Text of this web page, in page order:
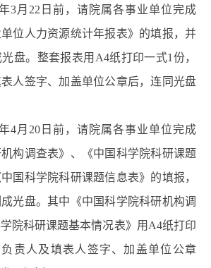
3月 22 日前，请院属各事业单位完成
单位人力资源统计年报表》 的填报，并
盘。整套报表用 A4纸打印一式1 份，
人签字、加盖单位公章后，连同光盘
4月 20 日前， 请院属各事业单位完成
构调查表》 、
《中国科学院科研课题
国科学院科研课题信息表》的填报，
光盘。其中 《中国科学院科研机构调
学院科研课题基本情况表》用 A4纸打印
责人及填表人签字、加盖单位公章